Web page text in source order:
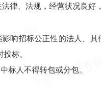
法律、法规，经营状况良
响招标公正性的法人、
标。
标人不得转包或分包。